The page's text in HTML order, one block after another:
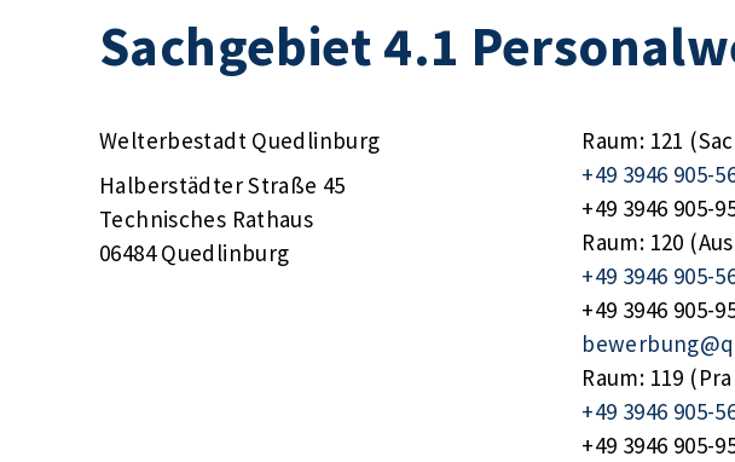
Sachgebiet 4.1
Welterbestadt Quedlinburg
Halberstädter Straße 45
Technisches Rathaus
06484 Quedlinburg
Raum: 121
+49 3946 905-
+49 3946 905-
Raum: 120
+49 3946 905-
+49 3946 905-
Raum: 119
+49 3946 905-
+49 3946 905-